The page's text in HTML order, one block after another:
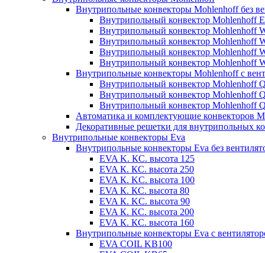
Внутрипольные конвекторы Mohlenhoff без
Внутрипольный конвектор Mohlenhoff
Внутрипольный конвектор Mohlenhoff
Внутрипольный конвектор Mohlenhoff
Внутрипольный конвектор Mohlenhoff
Внутрипольный конвектор Mohlenhoff
Внутрипольные конвекторы Mohlenhoff с
Внутрипольный конвектор Mohlenhoff
Внутрипольный конвектор Mohlenhoff
Внутрипольный конвектор Mohlenhoff
Автоматика и комплектующие конвекторов
Декоративные решетки для внутрипольных
Внутрипольные конвекторы Eva
Внутрипольные конвекторы Eva без
EVA K. КС. высота 125
EVA К. КС. высота 250
EVA К. KС. высота 100
EVA К. КС. высота 80
EVA К. KC. высота 90
EVA К. КС. высота 200
EVA К. КС. высота 160
Внутрипольные конвекторы Eva с
EVA COIL KB100